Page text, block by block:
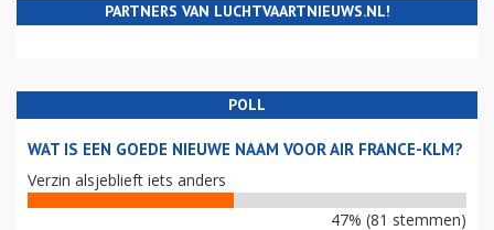
PARTNERS VAN LUCHTVAARTNIEUWS.NL!
POLL
WAT IS EEN GOEDE NIEUWE NAAM VOOR AIR FRANCE-KLM?
Verzin alsjeblieft iets anders
47% (81 stemmen)